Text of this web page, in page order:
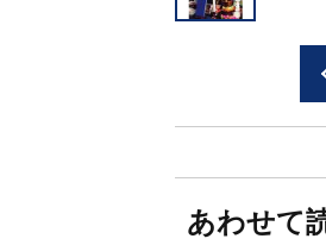
あわせて